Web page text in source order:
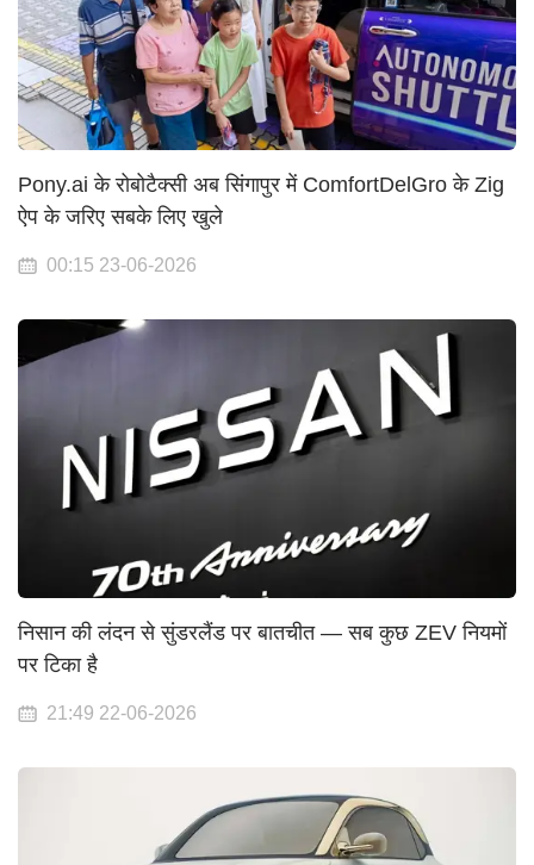
Pony.ai के रोबोटैक्सी अब सिंगापुर में ComfortDelGro के Zig
ऐप के जरिए सबके लिए खुले
00:15 23-06-2026
निसान की लंदन से सुंडरलैंड पर बातचीत — सब कुछ ZEV नियमों
पर टिका है
21:49 22-06-2026